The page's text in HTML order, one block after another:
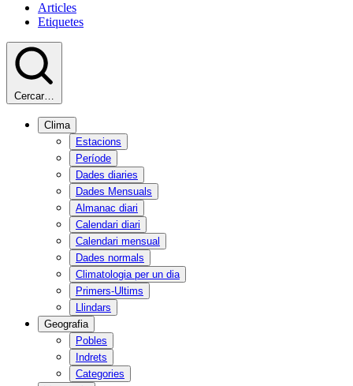
Articles
Etiquetes
Cercar…
Clima
Estacions
Període
Dades diaries
Dades Mensuals
Almanac diari
Calendari diari
Calendari mensual
Dades normals
Climatologia per un dia
Primers-Ultims
Llindars
Geografia
Pobles
Indrets
Categories